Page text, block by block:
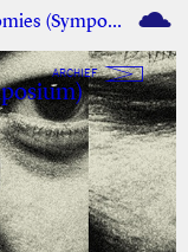
Programma—Performance Taxonomies (Symposium) M
ARCHIEF